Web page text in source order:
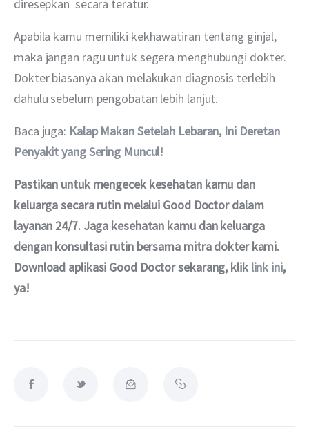
diresepkan  secara teratur.
Apabila kamu memiliki kekhawatiran tentang ginjal,
maka jangan ragu untuk segera menghubungi dokter.
Dokter biasanya akan melakukan diagnosis terlebih
dahulu sebelum pengobatan lebih lanjut.
Baca juga: Kalap Makan Setelah Lebaran, Ini Deretan
Penyakit yang Sering Muncul!
Pastikan untuk mengecek kesehatan kamu dan
keluarga secara rutin melalui Good Doctor dalam
layanan 24/7. Jaga kesehatan kamu dan keluarga
dengan konsultasi rutin bersama mitra dokter kami.
Download aplikasi Good Doctor sekarang, klik link ini,
ya!